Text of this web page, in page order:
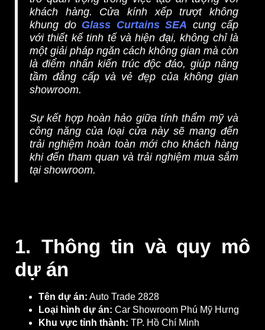
khách hàng. Cửa kính xếp trượt không
khung do Glass Curtains SEA cung cấp
với thiết kế tinh tế và hiện đại, không chỉ là
một giải pháp ngăn cách không gian mà còn
là điểm nhấn kiến trúc độc đáo, giúp nâng
tầm đẳng cấp và vẻ đẹp của không gian
showroom.
Sự kết hợp hoàn hảo giữa tính thẩm mỹ và
công năng của loại cửa này sẽ mang đến
trải nghiệm hoàn toàn mới cho khách hàng
khi đến tham quan và trải nghiệm mua sắm
tại showroom.
1. Thông tin và quy mô
dự án
Tên dự án: Auto Trade 2828
Loại hình dự án: Car Showroom Phú Mỹ Hưng
Khu vực tỉnh thành: TP. Hồ Chí Minh